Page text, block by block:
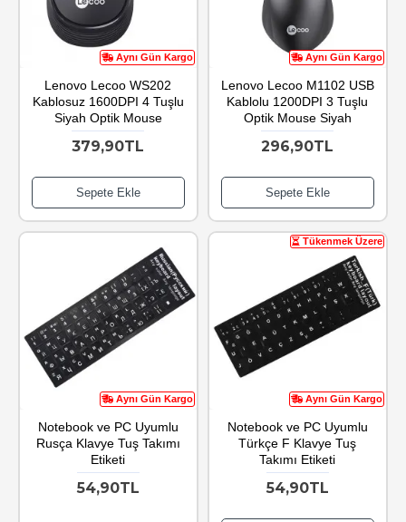
Aynı Gün Kargo
Lenovo Lecoo WS202
Kablosuz 1600DPI 4 Tuşlu
Siyah Optik Mouse
379,90TL
Sepete Ekle
Aynı Gün Kargo
Lenovo Lecoo M1102 USB
Kablolu 1200DPI 3 Tuşlu
Optik Mouse Siyah
296,90TL
Sepete Ekle
Aynı Gün Kargo
Notebook ve PC Uyumlu
Rusça Klavye Tuş Takımı
Etiketi
54,90TL
Aynı Gün Kargo
Tükenmek Üzere
Notebook ve PC Uyumlu
Türkçe F Klavye Tuş
Takımı Etiketi
54,90TL